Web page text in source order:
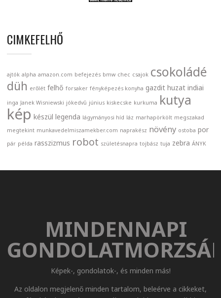
CIMKEFELHŐ
ajtók alpha amazon.com befejezés bmw chec csajok csokoládé
düh erőlét felhő forsaker fényképezés konyha gazdit huzat indiai
inga Janek Wisniewski jókedvű június kiskecske kurkuma kutya
kép készül legenda lágymányosi híd láz marhapörkölt megszakad
megtekint munkavedelmiszamekber.com naprakész növény ostoba por
pár példa rasszizmus robot születésnapra tojbász tuja zebra ÁNYK
MINDENNAPI
Képek-, gondolatok-, és minden más!
Az oldalon megjelenő minden tartalom, beleérve a cikkeket,